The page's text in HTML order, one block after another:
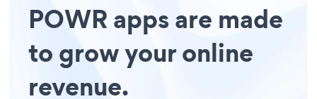
POWR apps are made
to grow your online
revenue.